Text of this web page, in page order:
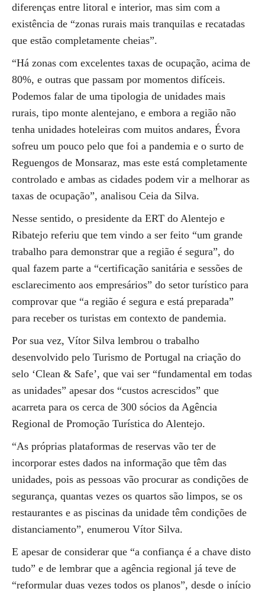
diferenças entre litoral e interior, mas sim com a
existência de “zonas rurais mais tranquilas e recatadas
que estão completamente cheias”.
“Há zonas com excelentes taxas de ocupação, acima de
80%, e outras que passam por momentos difíceis.
Podemos falar de uma tipologia de unidades mais
rurais, tipo monte alentejano, e embora a região não
tenha unidades hoteleiras com muitos andares, Évora
sofreu um pouco pelo que foi a pandemia e o surto de
Reguengos de Monsaraz, mas este está completamente
controlado e ambas as cidades podem vir a melhorar as
taxas de ocupação”, analisou Ceia da Silva.
Nesse sentido, o presidente da ERT do Alentejo e
Ribatejo referiu que tem vindo a ser feito “um grande
trabalho para demonstrar que a região é segura”, do
qual fazem parte a “certificação sanitária e sessões de
esclarecimento aos empresários” do setor turístico para
comprovar que “a região é segura e está preparada”
para receber os turistas em contexto de pandemia.
Por sua vez, Vítor Silva lembrou o trabalho
desenvolvido pelo Turismo de Portugal na criação do
selo ‘Clean & Safe’, que vai ser “fundamental em todas
as unidades” apesar dos “custos acrescidos” que
acarreta para os cerca de 300 sócios da Agência
Regional de Promoção Turística do Alentejo.
“As próprias plataformas de reservas vão ter de
incorporar estes dados na informação que têm das
unidades, pois as pessoas vão procurar as condições de
segurança, quantas vezes os quartos são limpos, se os
restaurantes e as piscinas da unidade têm condições de
distanciamento”, enumerou Vítor Silva.
E apesar de considerar que “a confiança é a chave disto
tudo” e de lembrar que a agência regional já teve de
“reformular duas vezes todos os planos”, desde o início